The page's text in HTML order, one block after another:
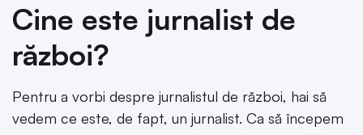
Cine este jurnalist de
război?
Pentru a vorbi despre jurnalistul de război, hai să
vedem ce este, de fapt, un jurnalist. Ca să începem